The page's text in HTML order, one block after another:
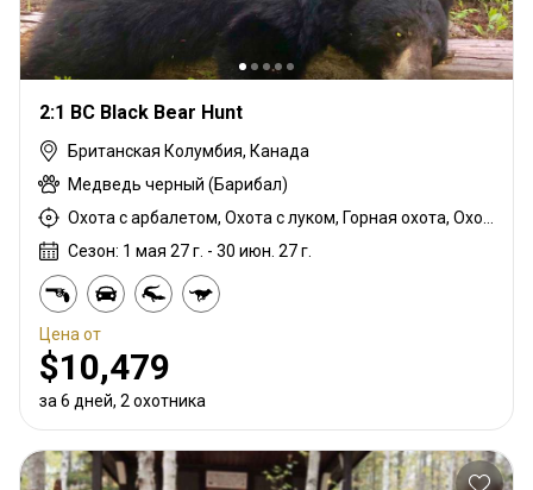
2:1 BC Black Bear Hunt
Британская Колумбия, Канада
Медведь черный (Барибал)
Сезон: 1 мая 27 г. - 30 июн. 27 г.
Цена от
$10,479
за 6 дней, 2 охотника